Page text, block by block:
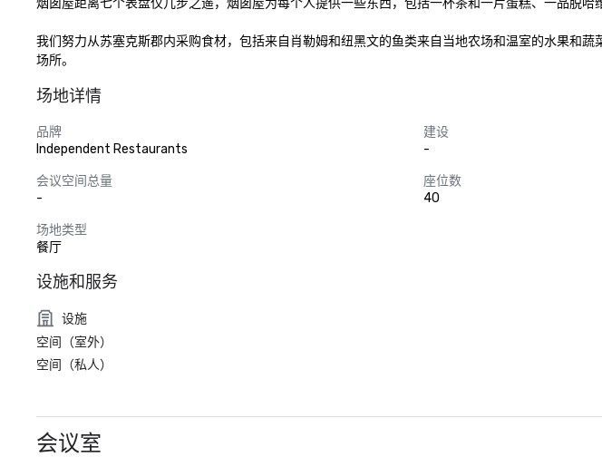
烟囱屋距离七个表盘仅几步之遥，烟囱屋为每个人提供一些东西，包括一杯茶和一片蛋糕、一品脱哈
我们努力从苏塞克斯郡内采购食材，包括来自肖勒姆和纽黑文的鱼类来自当地农场和温室的水果和
场所。
场地详情
品牌
Independent Restaurants
建设
-
会议空间总量
-
座位数
40
场地类型
餐厅
设施和服务
设施
空间（室外）
空间（私人）
会议室